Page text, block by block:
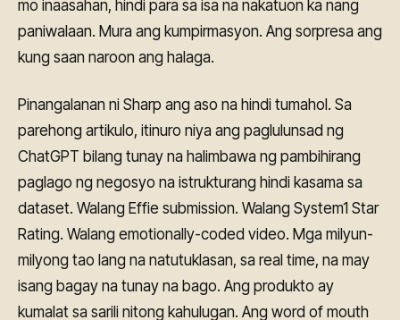
mo inaasahan, hindi para sa isa na nakatuon ka nang
paniwalaan. Mura ang kumpirmasyon. Ang sorpresa ang
kung saan naroon ang halaga.
Pinangalanan ni Sharp ang aso na hindi tumahol. Sa
parehong artikulo, itinuro niya ang paglulunsad ng
ChatGPT bilang tunay na halimbawa ng pambihirang
paglago ng negosyo na istrukturang hindi kasama sa
dataset. Walang Effie submission. Walang System1 Star
Rating. Walang emotionally-coded video. Mga milyun-
milyong tao lang na natutuklasan, sa real time, na may
isang bagay na tunay na bago. Ang produkto ay
kumalat sa sarili nitong kahulugan. Ang word of mouth